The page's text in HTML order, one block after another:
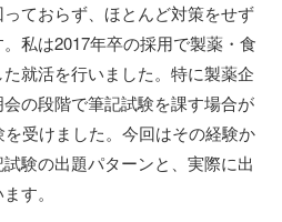
ておらず、ほとんど対策をせず
私は2017年卒の採用で製薬・食
就活を行いました。特に製薬企
の段階で筆記試験を課す場合が
受けました。今回はその経験か
験の出題パターンと、実際に出
す。